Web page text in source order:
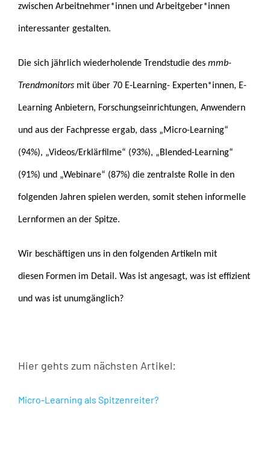
zwischen Arbeitnehmer*innen und Arbeitgeber*innen
interessanter gestalten.
Die sich jährlich wiederholende Trendstudie des mmb-
Trendmonitors mit über 70 E-Learning- Experten*innen, E-
Learning Anbietern, Forschungseinrichtungen, Anwendern
und aus der Fachpresse ergab, dass „Micro-Learning“
(94%), „Videos/Erklärfilme“ (93%), „Blended-Learning“
(91%) und „Webinare“ (87%) die zentralste Rolle in den
folgenden Jahren spielen werden, somit stehen informelle
Lernformen an der Spitze.
Wir beschäftigen uns in den folgenden Artikeln mit
diesen Formen im Detail. Was ist angesagt, was ist effizient
und was ist unumgänglich?
Hier gehts zum nächsten Artikel:
Micro-Learning als Spitzenreiter?